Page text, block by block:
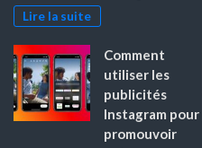
Lire la suite
Comment
utiliser les
publicités
Instagram pour
promouvoir